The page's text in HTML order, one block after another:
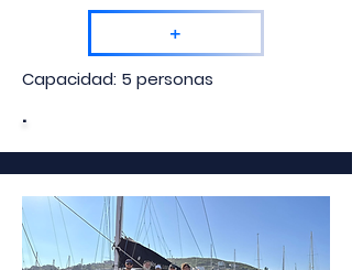
+
Capacidad: 5 personas
.